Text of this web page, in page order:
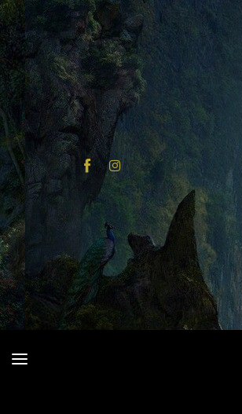
Home
Articoli
Carriere
Spot on
Contatti